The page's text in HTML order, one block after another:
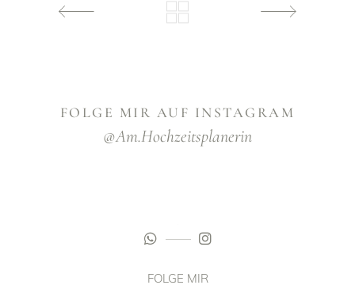
FOLGE MIR AUF INSTAGRAM
@am.hochzeitsplanerin
FOLGE MIR